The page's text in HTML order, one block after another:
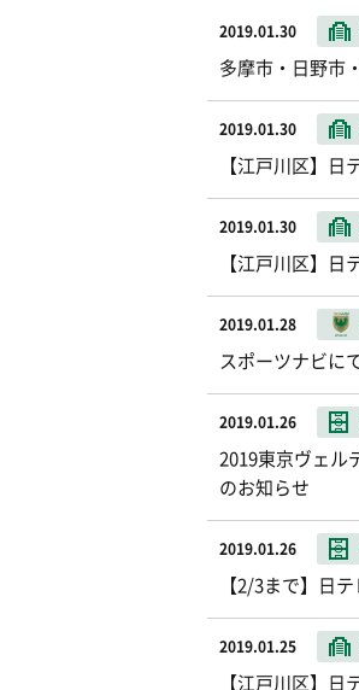
2019.01.30
多摩市・日野市
2019.01.30
【江戸川区】
2019.01.30
【江戸川区】
2019.01.28
スポーツナビに
2019.01.26
2019東京ヴェル
のお知らせ
2019.01.26
【2/3まで】日
2019.01.25
【江戸川区】